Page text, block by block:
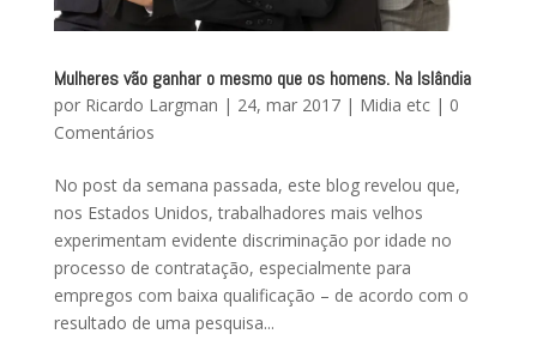
Mulheres vão ganhar o mesmo que os homens. Na Islândia
por Ricardo Largman | 24, mar 2017| Midia etc| 0
Comentários
No post da semana passada, este blog revelou que,
nos Estados Unidos, trabalhadores mais velhos
experimentam evidente discriminação por idade no
processo de contratação, especialmente para
empregos com baixa qualificação – de acordo com o
resultado de uma pesquisa...